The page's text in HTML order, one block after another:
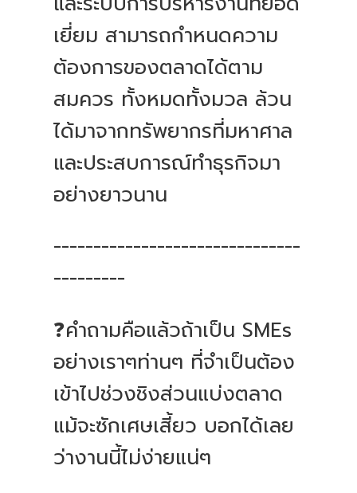
เยี่ยม สามารถกำหนดความ
ต้องการของตลาดได้ตาม
สมควร ทั้งหมดทั้งมวล ล้วน
ได้มาจากทรัพยากรที่มหาศาล
และประสบการณ์ทำธุรกิจมา
อย่างยาวนาน
-------------------------------
---------
❓คำถามคือแล้วถ้าเป็น SMEs
อย่างเราๆท่านๆ ที่จำเป็นต้อง
เข้าไปช่วงชิงส่วนแบ่งตลาด
แม้จะซักเศษเสี้ยว บอกได้เลย
ว่างานนี้ไม่ง่ายแน่ๆ